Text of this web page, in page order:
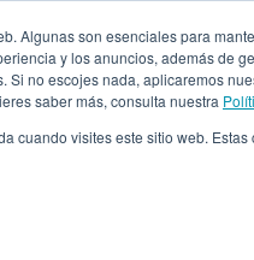
Algunas son esenciales para
y los anuncios, además de
Si no escojes nada, aplicaremos
saber más, consulta nuestra
cuando visites este sitio web.
Financiación